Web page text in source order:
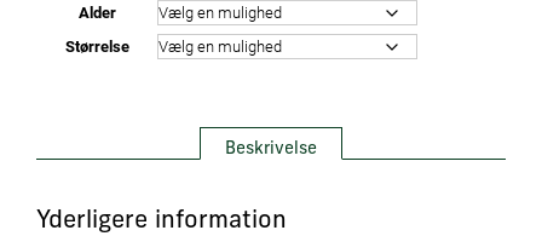
Alder
Størrelse
Beskrivelse
Yderligere information